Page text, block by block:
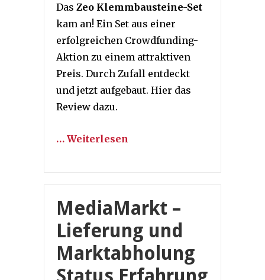
Das Zeo Klemmbausteine-Set
kam an! Ein Set aus einer
erfolgreichen Crowdfunding-
Aktion zu einem attraktiven
Preis. Durch Zufall entdeckt
und jetzt aufgebaut. Hier das
Review dazu.
… Weiterlesen
MediaMarkt –
Lieferung und
Marktabholung